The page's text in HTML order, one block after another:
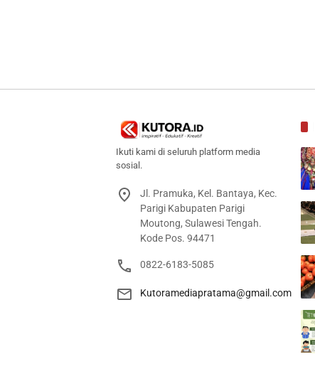
Ikuti kami di seluruh platform media
sosial.
Jl. Pramuka, Kel. Bantaya, Kec.
Parigi Kabupaten Parigi
Moutong, Sulawesi Tengah.
Kode Pos. 94471
0822-6183-5085
Kutoramediapratama@gmail.com